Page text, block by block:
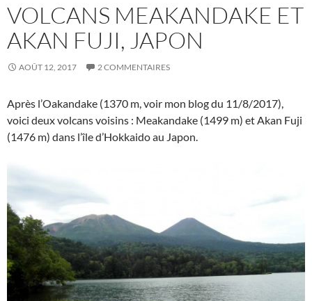
VOLCANS MEAKANDAKE ET
AKAN FUJI, JAPON
AOÛT 12, 2017 2 COMMENTAIRES
Après l’Oakandake (1370 m, voir mon blog du 11/8/2017),
voici deux volcans voisins : Meakandake (1499 m) et Akan Fuji
(1476 m) dans l’île d’Hokkaido au Japon.